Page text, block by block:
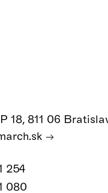
18, 811 06
254
080